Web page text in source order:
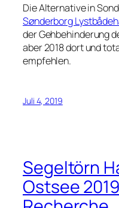
Die Alternative in
Sønderborg
der Gehbehinderung
aber 2018 dort und
empfehlen.
Juli 4, 2019
Segeltörn
Ostsee